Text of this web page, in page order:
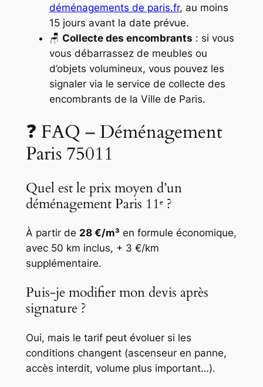
déménagements de paris.fr, au moins
15 jours avant la date prévue.
🪑 Collecte des encombrants : si vous
vous débarrassez de meubles ou
d’objets volumineux, vous pouvez les
signaler via le service de collecte des
encombrants de la Ville de Paris.
❓ FAQ – Déménagement
Paris 75011
Quel est le prix moyen d’un
déménagement Paris 11ᵉ ?
À partir de 28 €/m³ en formule économique,
avec 50 km inclus, + 3 €/km
supplémentaire.
Puis-je modifier mon devis après
signature ?
Oui, mais le tarif peut évoluer si les
conditions changent (ascenseur en panne,
accès interdit, volume plus important…).